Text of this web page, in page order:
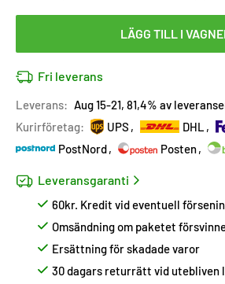
LÄGG TILL I
Fri leverans
Leverans: Aug 15-21, 81,4% av
Kurirföretag:
UPS DHL
PostNord
Posten
Leveransgaranti
60kr. Kredit vid eventuell
Omsändning om paketet
Ersättning för skadade varor
30 dagars returrätt vid utebliven